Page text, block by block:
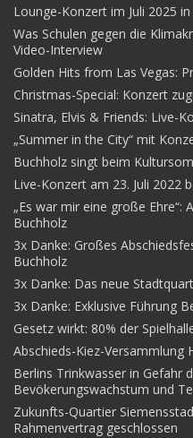
Lounge-Konzert im Juli 2025
Was Schulen gegen die
Video-Interview
Golden Hits from Las Vegas:
Christmas-Special: Konzert
Sinatra, Elvis & Friends: Live-
„Summer in the City“ mit
Buchholz singt beim
Live-Konzert am 23. Juli 2022
„Es war mir eine große Ehre“:
Buchholz
3x Danke: Großes
Buchholz
3x Danke: Das neue
3x Danke: Exklusive Führung
Gesetz wirkt: 80% der
Abschieds-Kiez-Versammlung
Berlins Trinkwasser in Gefahr
Bevökerungswachstum und
Zukunfts-Quartier
Rahmenvertrag geschlossen